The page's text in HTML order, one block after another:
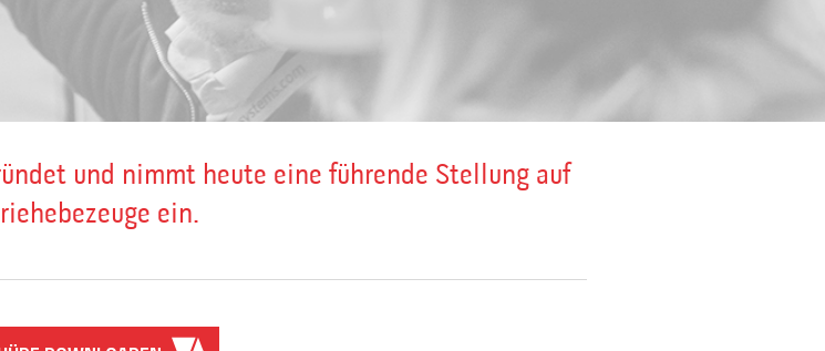
und nimmt heute eine führende Stellung auf
ein.